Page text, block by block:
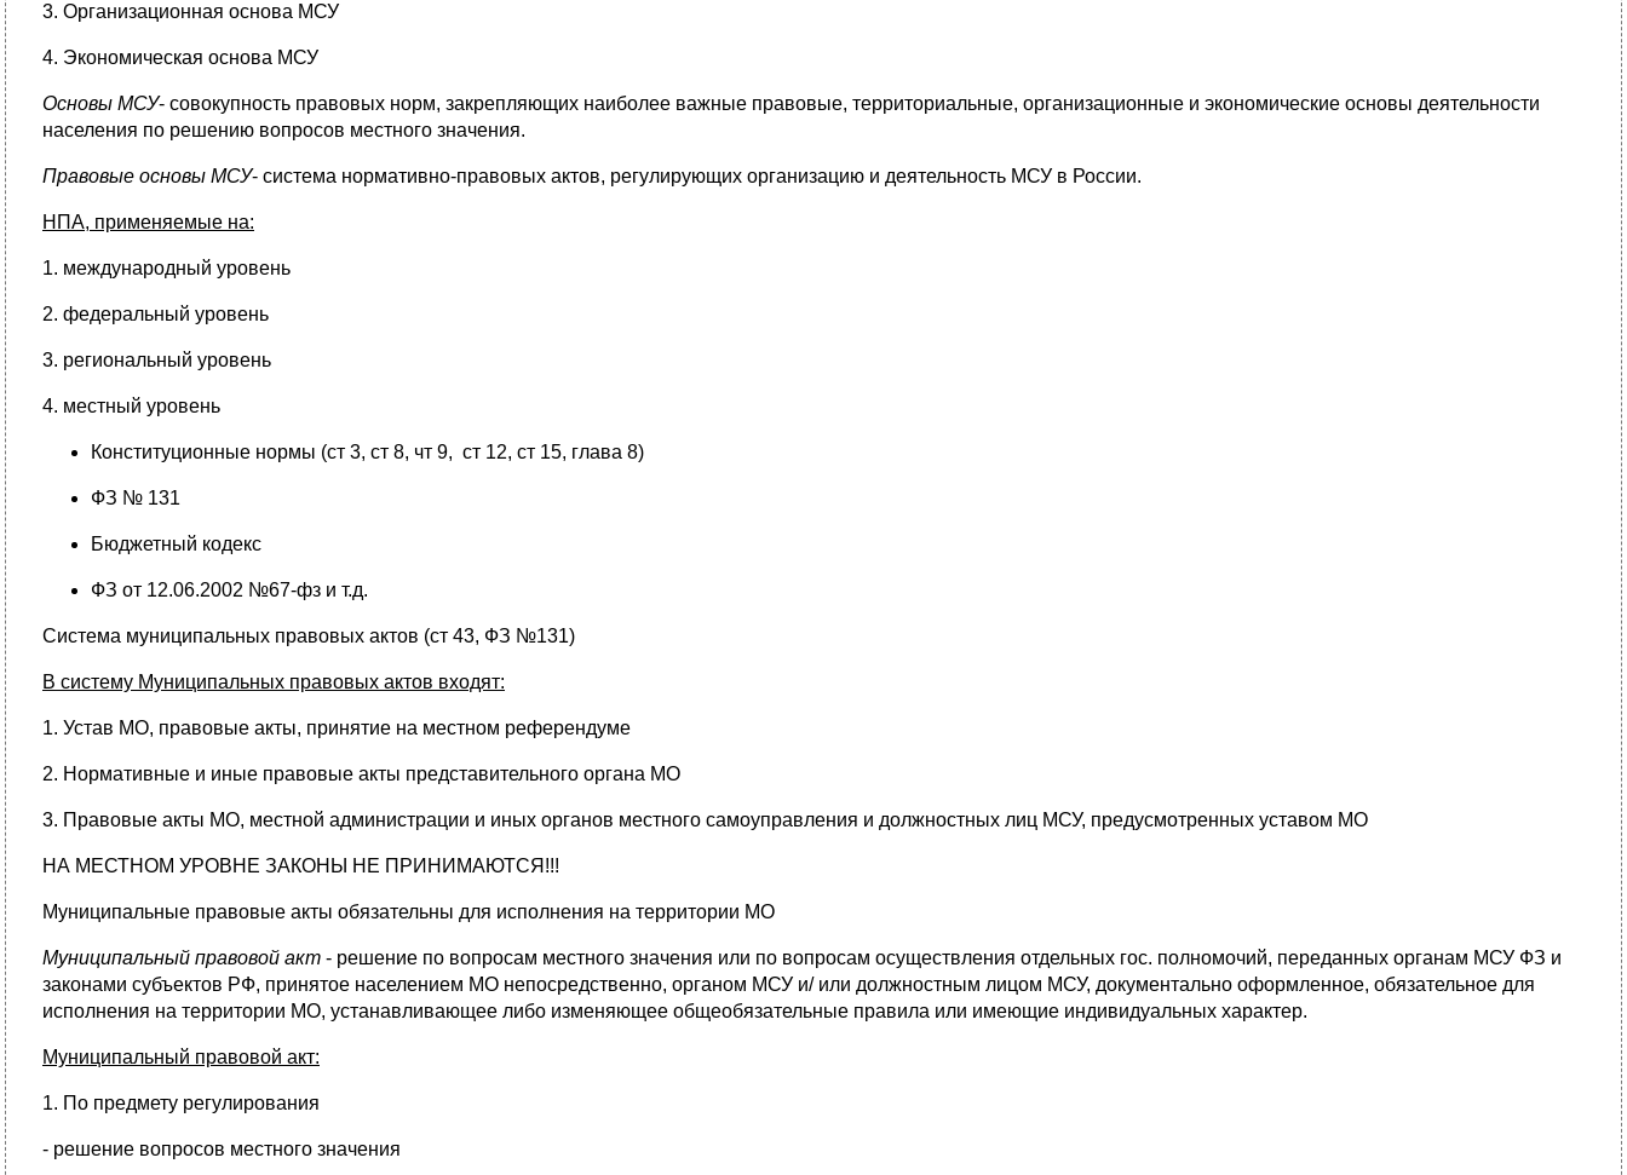
3. Организационная основа МСУ
4. Экономическая основа МСУ
Основы МСУ- совокупность правовых норм, закрепляющих наиболее важные правовые, территориальные, организационные и экономические основы деятельности
населения по решению вопросов местного значения.
Правовые основы МСУ- система нормативно-правовых актов, регулирующих организацию и деятельность МСУ в России.
НПА, применяемые на:
1. международный уровень
2. федеральный уровень
3. региональный уровень
4. местный уровень
Конституционные нормы (ст 3, ст 8, чт 9, ст 12, ст 15, глава 8)
ФЗ № 131
Бюджетный кодекс
ФЗ от 12.06.2002 №67-фз и т.д.
Система муниципальных правовых актов (ст 43, ФЗ №131)
В систему Муниципальных правовых актов входят:
1. Устав МО, правовые акты, принятие на местном референдуме
2. Нормативные и иные правовые акты представительного органа МО
3. Правовые акты МО, местной администрации и иных органов местного самоуправления и должностных лиц МСУ, предусмотренных уставом МО
НА МЕСТНОМ УРОВНЕ ЗАКОНЫ НЕ ПРИНИМАЮТСЯ!!!
Муниципальные правовые акты обязательны для исполнения на территории МО
Муниципальный правовой акт - решение по вопросам местного значения или по вопросам осуществления отдельных гос. полномочий, переданных органам МСУ ФЗ и
законами субъектов РФ, принятое населением МО непосредственно, органом МСУ и/ или должностным лицом МСУ, документально оформленное, обязательное для
исполнения на территории МО, устанавливающее либо изменяющее общеобязательные правила или имеющие индивидуальных характер.
Муниципальный правовой акт:
1. По предмету регулирования
- решение вопросов местного значения